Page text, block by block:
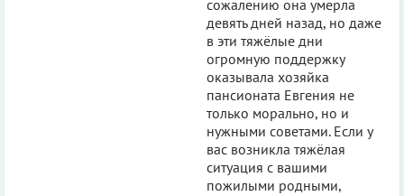
сожалению она умерла
девять дней назад, но даже
в эти тяжёлые дни
огромную поддержку
оказывала хозяйка
пансионата Евгения не
только морально, но и
нужными советами. Если у
вас возникла тяжёлая
ситуация с вашими
пожилыми родными,